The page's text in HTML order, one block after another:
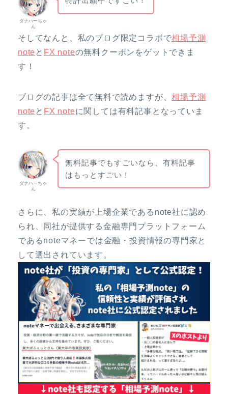
ダナハーちゃ
ん
そしてなんと、私のブログ限定コラボで相場予測
note と FX noteの無料クーポンをゲットできま
す！
ブログの記事は全て無料で読めますが、相場予測
note と FX noteに関しては有料記事となっていま
す。
ダナハーちゃ
ん
無料記事でもすごいなら、有料記事
はもっとすごい！
さらに、私の実績が上場企業であるnote社に認め
られ、同社が提供する金融専門プラットフォーム
であるnoteマネーでは金融・投資情報の専門家と
して選出されています。